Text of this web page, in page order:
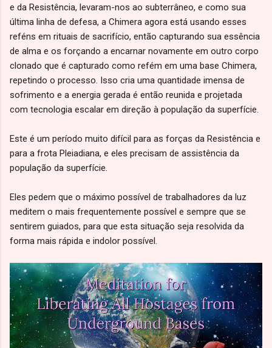
e da Resistência, levaram-nos ao subterrâneo, e como sua
última linha de defesa, a Chimera agora está usando esses
reféns em rituais de sacrifício, então capturando sua essência
de alma e os forçando a encarnar novamente em outro corpo
clonado que é capturado como refém em uma base Chimera,
repetindo o processo. Isso cria uma quantidade imensa de
sofrimento e a energia gerada é então reunida e projetada
com tecnologia escalar em direção à população da superfície.
Este é um período muito difícil para as forças da Resistência e
para a frota Pleiadiana, e eles precisam de assistência da
população da superfície.
Eles pedem que o máximo possível de trabalhadores da luz
meditem o mais frequentemente possível e sempre que se
sentirem guiados, para que esta situação seja resolvida da
forma mais rápida e indolor possível.